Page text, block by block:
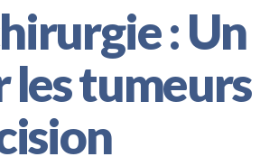
: Un
les tumeurs